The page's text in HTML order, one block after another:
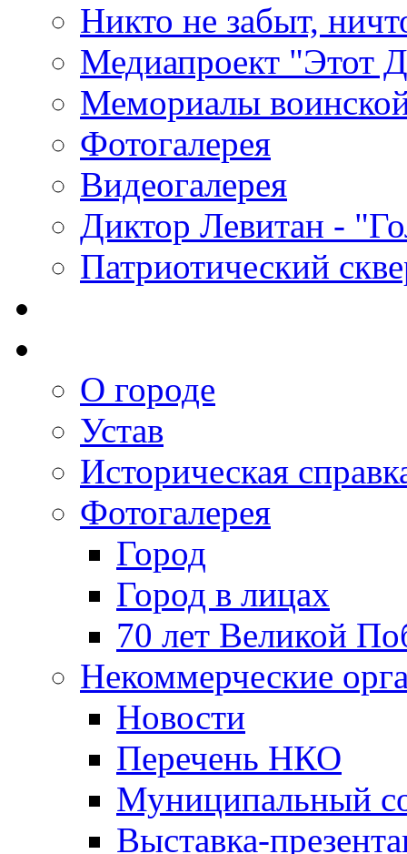
Никто не забыт,
Медиапроект "Этот
Мемориалы
Фотогалерея
Видеогалерея
Диктор Левитан -
Патриотический
О городе
Устав
Историческая
Фотогалерея
Город
Город в лицах
70 лет Великой
Некоммерческие
Новости
Перечень НКО
Муниципальный
Выставка-